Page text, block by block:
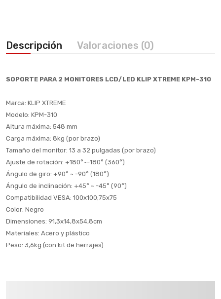
Descripción Valoraciones (0)
SOPORTE PARA 2 MONITORES LCD/LED KLIP XTREME KPM-310
Marca: KLIP XTREME
Modelo: KPM-310
Altura máxima: 548 mm
Carga máxima: 8kg (por brazo)
Tamaño del monitor: 13 a 32 pulgadas (por brazo)
Ajuste de rotación: +180°~-180° (360°)
Ángulo de giro: +90° ~ -90° (180°)
Ángulo de inclinación: +45° ~ -45° (90°)
Compatibilidad VESA: 100x100;75x75
Color: Negro
Dimensiones: 91,3x14,8x54,8cm
Materiales: Acero y plástico
Peso: 3,6kg (con kit de herrajes)